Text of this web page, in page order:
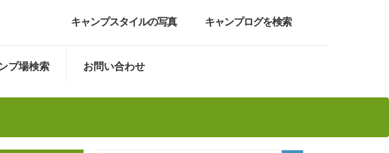
キャンプスタイルの写真 キャンプログを検索
プ場検索 お問い合わせ